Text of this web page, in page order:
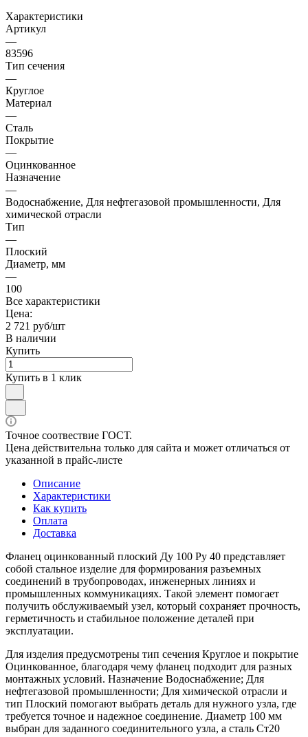
Характеристики
Артикул
—
83596
Тип сечения
—
Круглое
Материал
—
Сталь
Покрытие
—
Оцинкованное
Назначение
—
Водоснабжение, Для нефтегазовой промышленности, Для
химической отрасли
Тип
—
Плоский
Диаметр, мм
—
100
Все характеристики
Цена:
2 721 руб/шт
В наличии
Купить
Купить в 1 клик
Точное соотвествие ГОСТ.
Цена действительна только для сайта и может отличаться от
указанной в прайс-листе
Описание
Характеристики
Как купить
Оплата
Доставка
Фланец оцинкованный плоский Ду 100 Ру 40 представляет
собой стальное изделие для формирования разъемных
соединений в трубопроводах, инженерных линиях и
промышленных коммуникациях. Такой элемент помогает
получить обслуживаемый узел, который сохраняет прочность,
герметичность и стабильное положение деталей при
эксплуатации.
Для изделия предусмотрены тип сечения Круглое и покрытие
Оцинкованное, благодаря чему фланец подходит для разных
монтажных условий. Назначение Водоснабжение; Для
нефтегазовой промышленности; Для химической отрасли и
тип Плоский помогают выбрать деталь для нужного узла, где
требуется точное и надежное соединение. Диаметр 100 мм
выбран для заданного соединительного узла, а сталь Ст20